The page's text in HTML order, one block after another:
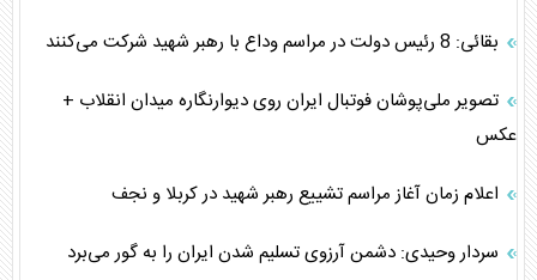
بقائی: 8 رئیس دولت در مراسم وداع با رهبر شهید شرکت می‌کنند
تصویر ملی‌پوشان فوتبال ایران روی دیوارنگاره میدان انقلاب +
عکس
اعلام زمان آغاز مراسم تشییع رهبر شهید در کربلا و نجف
سردار وحیدی: دشمن آرزوی تسلیم شدن ایران را به گور می‌برد